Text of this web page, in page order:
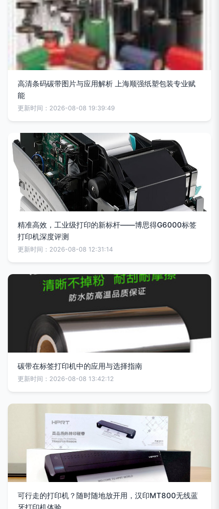
高清条码碳带图片与应用解析 上海顺强纸塑包装专业赋
能
更新时间：2026-08-08 19:39:49
精准高效，工业级打印的新标杆——博思得G6000标签
打印机深度评测
更新时间：2026-08-08 12:31:14
碳带在标签打印机中的应用与选择指南
更新时间：2026-08-08 13:42:12
可行走的打印机？随时随地放开用，汉印MT800无线蓝